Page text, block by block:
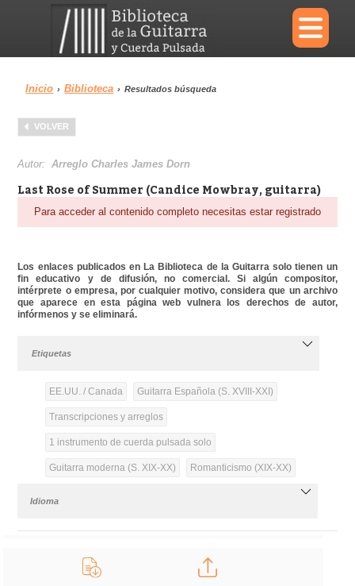
×
Menu
Biblioteca
Inicio › Biblioteca › Resultados búsqueda
VOLVER
Autor:Arreglo Charles James Dorn
Last Rose of Summer (Candice Mowbray, guitarra)
Para acceder al contenido completo necesitas estar registrado
Los enlaces publicados en La Biblioteca de la Guitarra solo tienen un
fin educativo y de difusión, no comercial. Si algún compositor,
intérprete o empresa, por cualquier motivo, considera que un archivo
que aparece en esta página web vulnera los derechos de autor,
infórmenos y se eliminará.
Etiquetas
EE.UU. / Canada Guitarra Española (S. XVIII-XXI)
Transcripciones y arreglos
1 instrumento de cuerda pulsada solo
Guitarra moderna (S. XIX-XX) Romanticismo (XIX-XX)
Idioma